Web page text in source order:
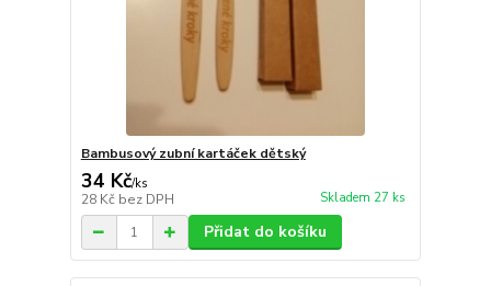
Bambusový zubní kartáček dětský
34 Kč/ks
28 Kč bez DPH Skladem 27 ks
Přidat do košíku